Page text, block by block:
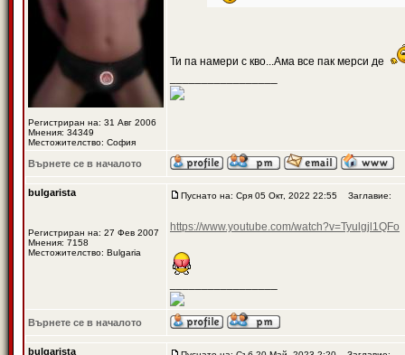
Регистриран на: 31 Авг 2006
Мнения: 34349
Местожителство: София
Ти па намери с кво...Ама все пак мерси де
Върнете се в началото
bulgarista
Регистриран на: 27 Фев 2007
Мнения: 7158
Местожителство: Bulgaria
Пуснато на: Сря 05 Окт, 2022 22:55 Заглавие:
https://www.youtube.com/watch?v=Tyulgjl1QFo
Върнете се в началото
bulgarista